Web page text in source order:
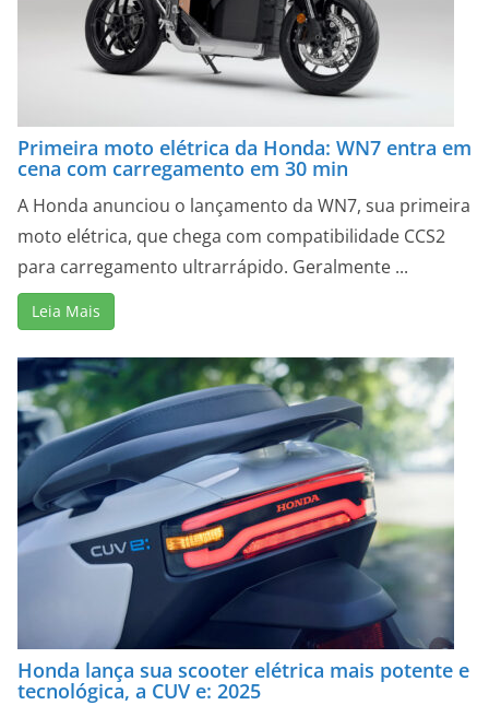
Primeira moto elétrica da Honda: WN7 entra em
cena com carregamento em 30 min
A Honda anunciou o lançamento da WN7, sua primeira
moto elétrica, que chega com compatibilidade CCS2
para carregamento ultrarrápido. Geralmente ...
Leia Mais
Honda lança sua scooter elétrica mais potente e
tecnológica, a CUV e: 2025